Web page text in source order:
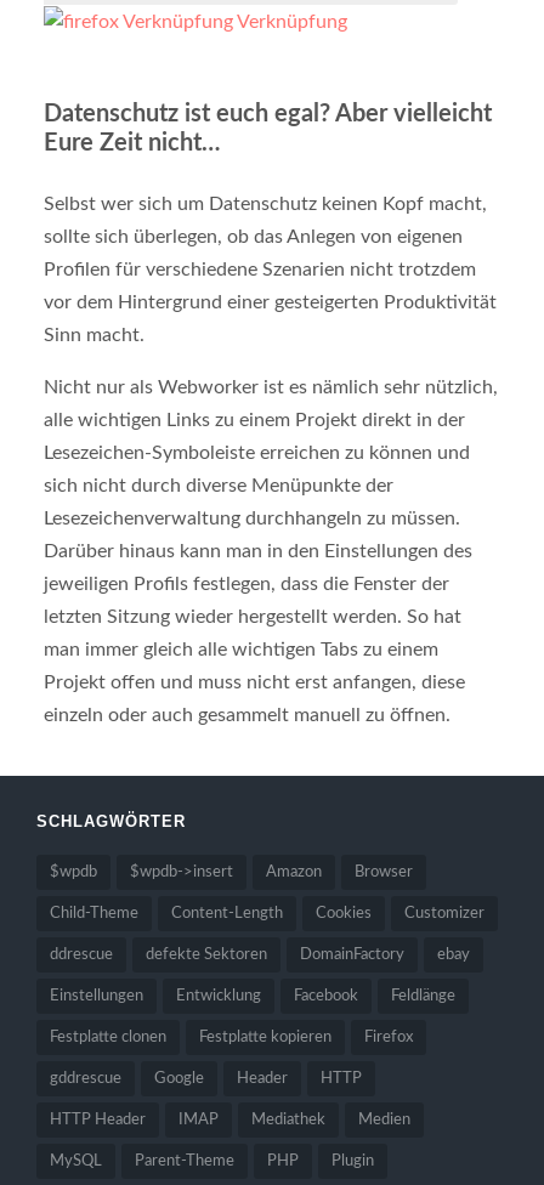
Datenschutz ist euch egal? Aber vielleicht
Eure Zeit nicht…
Selbst wer sich um Datenschutz keinen Kopf macht,
sollte sich überlegen, ob das Anlegen von eigenen
Profilen für verschiedene Szenarien nicht trotzdem
vor dem Hintergrund einer gesteigerten Produktivität
Sinn macht.
Nicht nur als Webworker ist es nämlich sehr nützlich,
alle wichtigen Links zu einem Projekt direkt in der
Lesezeichen-Symboleiste erreichen zu können und
sich nicht durch diverse Menüpunkte der
Lesezeichenverwaltung durchhangeln zu müssen.
Darüber hinaus kann man in den Einstellungen des
jeweiligen Profils festlegen, dass die Fenster der
letzten Sitzung wieder hergestellt werden. So hat
man immer gleich alle wichtigen Tabs zu einem
Projekt offen und muss nicht erst anfangen, diese
einzeln oder auch gesammelt manuell zu öffnen.
SCHLAGWÖRTER
$wpdb $wpdb->insert Amazon Browser
Child-Theme Content-Length Cookies Customizer
ddrescue defekte Sektoren DomainFactory ebay
Einstellungen Entwicklung Facebook Feldlänge
Festplatte clonen Festplatte kopieren Firefox
gddrescue Google Header HTTP
HTTP Header IMAP Mediathek Medien
MySQL Parent-Theme PHP Plugin